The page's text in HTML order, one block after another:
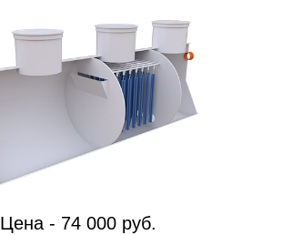
Цена - 74 000 руб.